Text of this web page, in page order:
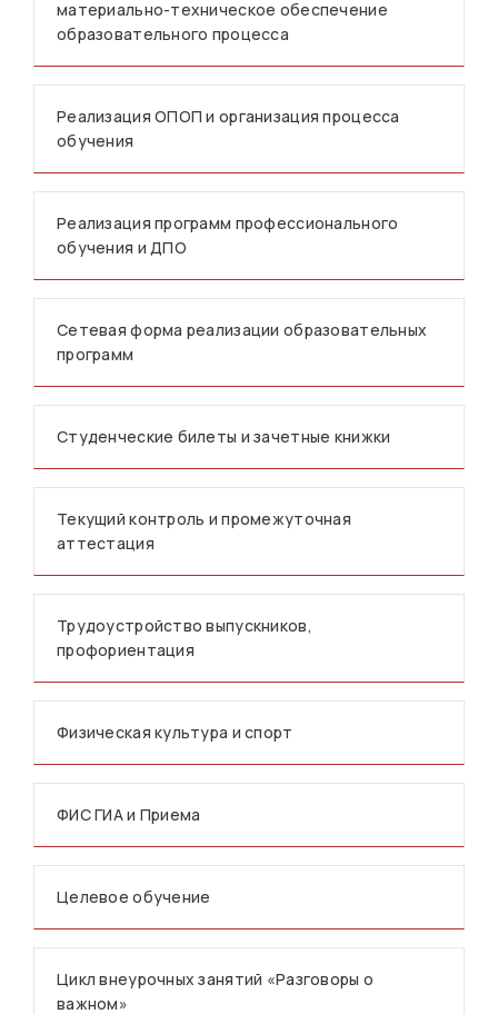
материально-техническое обеспечение
образовательного процесса
Реализация ОПОП и организация процесса
обучения
Реализация программ профессионального
обучения и ДПО
Сетевая форма реализации образовательных
программ
Студенческие билеты и зачетные книжки
Текущий контроль и промежуточная
аттестация
Трудоустройство выпускников,
профориентация
Физическая культура и спорт
ФИС ГИА и Приема
Целевое обучение
Цикл внеурочных занятий «Разговоры о
важном»